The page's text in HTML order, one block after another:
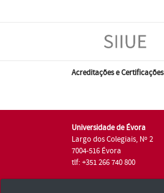
Acreditações e Certificações
Universidade de Évora
Largo dos Colegiais, Nº 2
7004-516 Évora
tlf: +351 266 740 800